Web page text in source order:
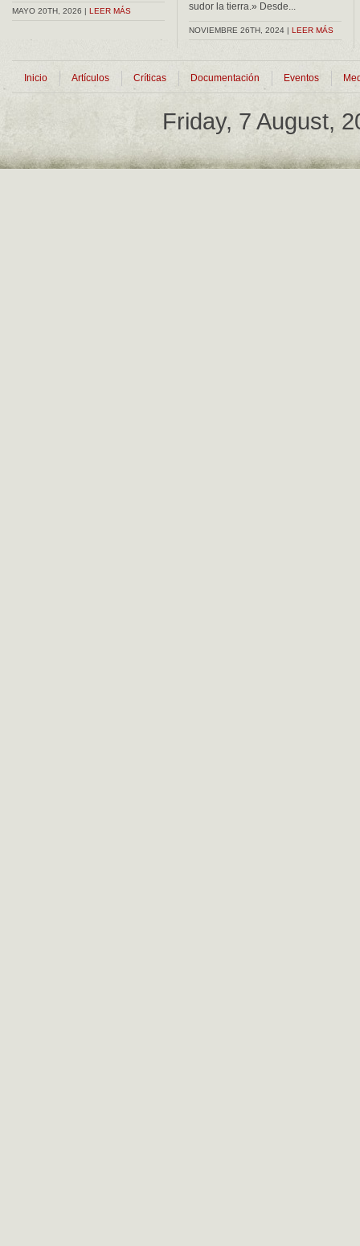
MAYO 20TH, 2026 | LEER MÁS
sudor la tierra.» Desde...
NOVIEMBRE 26TH, 2024 | LEER MÁS
Inicio Artículos Críticas Documentación Eventos
Friday, 7 August,